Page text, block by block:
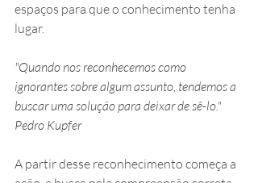
espaços para que o conhecimento tenha
lugar.
"Quando nos reconhecemos como
ignorantes sobre algum assunto, tendemos a
buscar uma solução para deixar de sê-lo."
Pedro Kupfer
A partir desse reconhecimento começa a